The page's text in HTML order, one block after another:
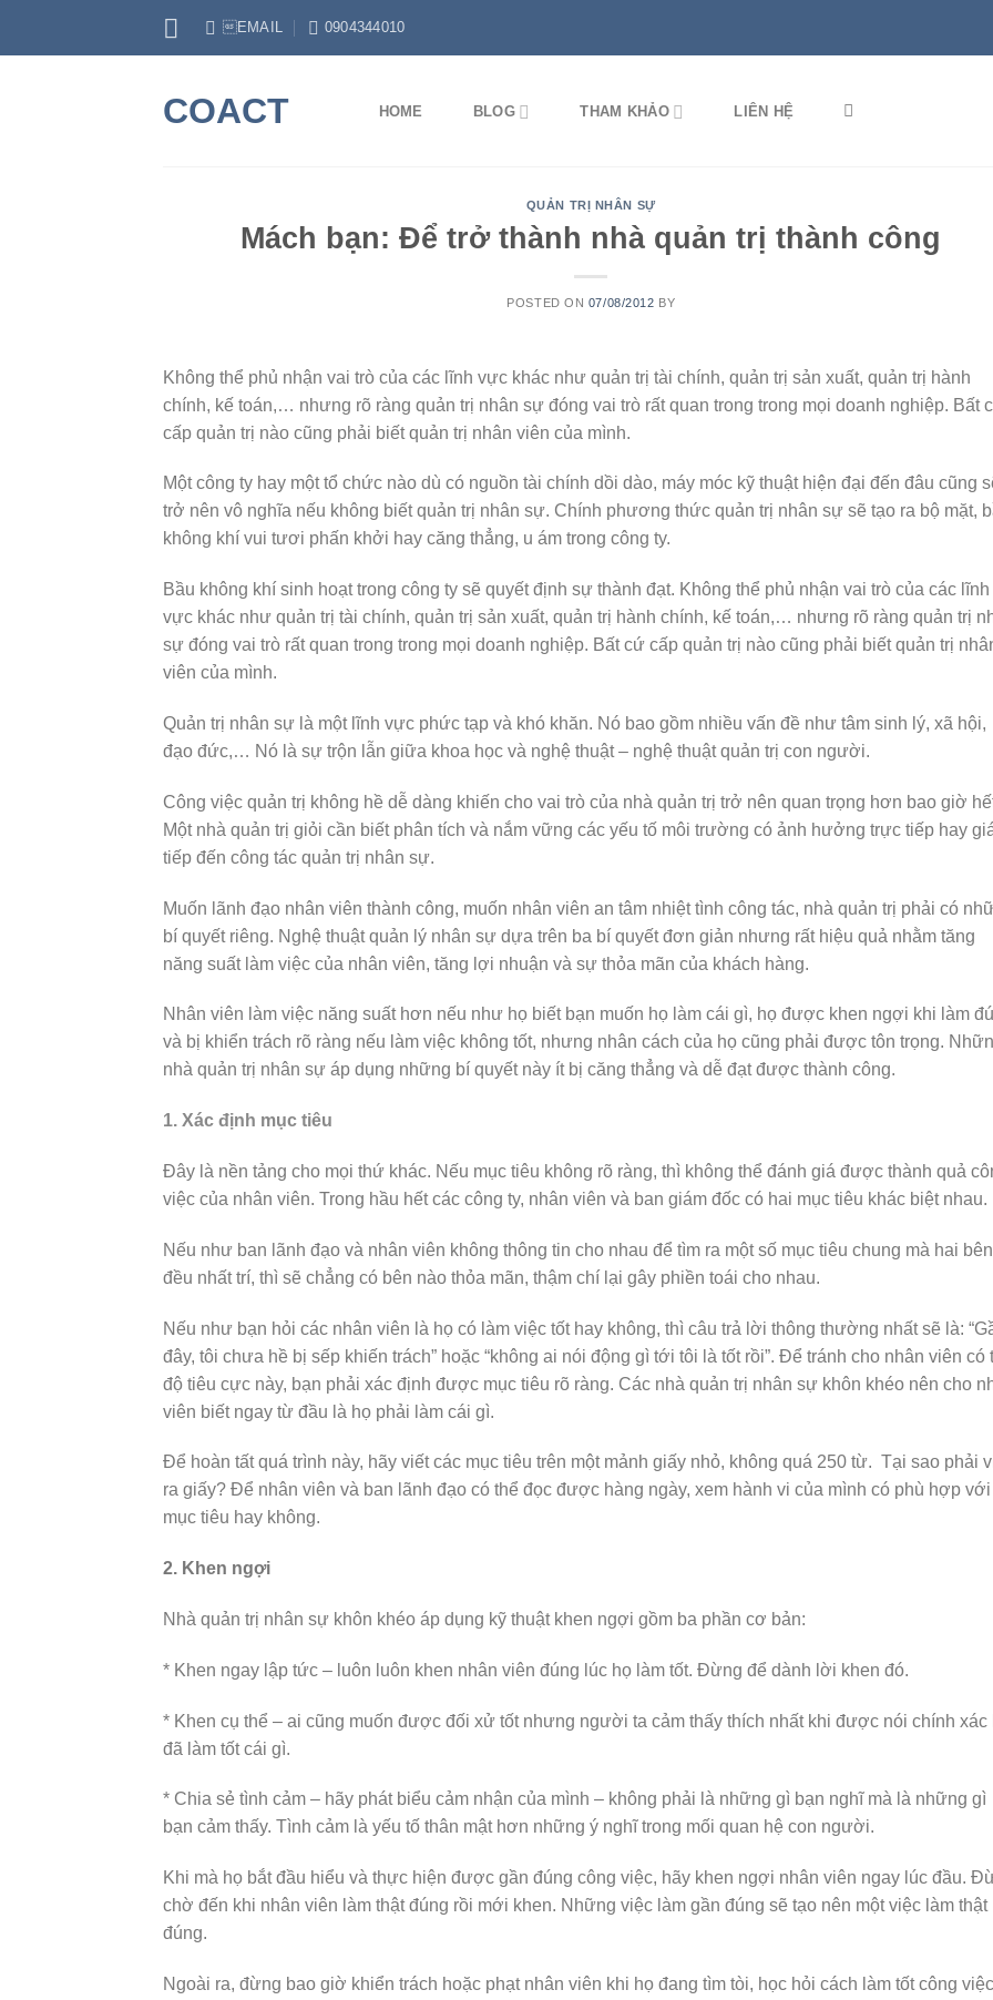
EMAIL 0904344010
COACT HOME BLOG THAM KHẢO LIÊN HỆ
QUẢN TRỊ NHÂN SỰ
Mách bạn: Để trở thành nhà quản trị thành công
POSTED ON 07/08/2012 BY
Không thể phủ nhận vai trò của các lĩnh vực khác như quản trị tài chính, quản trị sản xuất, quản trị hành
chính, kế toán,… nhưng rõ ràng quản trị nhân sự đóng vai trò rất quan trong trong mọi doanh nghiệp. Bất
cấp quản trị nào cũng phải biết quản trị nhân viên của mình.
Một công ty hay một tổ chức nào dù có nguồn tài chính dồi dào, máy móc kỹ thuật hiện đại đến đâu cũng
trở nên vô nghĩa nếu không biết quản trị nhân sự. Chính phương thức quản trị nhân sự sẽ tạo ra bộ mặt,
không khí vui tươi phấn khởi hay căng thẳng, u ám trong công ty.
Bầu không khí sinh hoạt trong công ty sẽ quyết định sự thành đạt. Không thể phủ nhận vai trò của các lĩnh
vực khác như quản trị tài chính, quản trị sản xuất, quản trị hành chính, kế toán,… nhưng rõ ràng quản trị
sự đóng vai trò rất quan trong trong mọi doanh nghiệp. Bất cứ cấp quản trị nào cũng phải biết quản trị
viên của mình.
Quản trị nhân sự là một lĩnh vực phức tạp và khó khăn. Nó bao gồm nhiều vấn đề như tâm sinh lý, xã hội,
đạo đức,… Nó là sự trộn lẫn giữa khoa học và nghệ thuật – nghệ thuật quản trị con người.
Công việc quản trị không hề dễ dàng khiến cho vai trò của nhà quản trị trở nên quan trọng hơn bao giờ
Một nhà quản trị giỏi cần biết phân tích và nắm vững các yếu tố môi trường có ảnh hưởng trực tiếp hay
tiếp đến công tác quản trị nhân sự.
Muốn lãnh đạo nhân viên thành công, muốn nhân viên an tâm nhiệt tình công tác, nhà quản trị phải có
bí quyết riêng. Nghệ thuật quản lý nhân sự dựa trên ba bí quyết đơn giản nhưng rất hiệu quả nhằm tăng
năng suất làm việc của nhân viên, tăng lợi nhuận và sự thỏa mãn của khách hàng.
Nhân viên làm việc năng suất hơn nếu như họ biết bạn muốn họ làm cái gì, họ được khen ngợi khi làm
và bị khiển trách rõ ràng nếu làm việc không tốt, nhưng nhân cách của họ cũng phải được tôn trọng.
nhà quản trị nhân sự áp dụng những bí quyết này ít bị căng thẳng và dễ đạt được thành công.
1. Xác định mục tiêu
Đây là nền tảng cho mọi thứ khác. Nếu mục tiêu không rõ ràng, thì không thể đánh giá được thành quả
việc của nhân viên. Trong hầu hết các công ty, nhân viên và ban giám đốc có hai mục tiêu khác biệt nhau.
Nếu như ban lãnh đạo và nhân viên không thông tin cho nhau để tìm ra một số mục tiêu chung mà hai bên
đều nhất trí, thì sẽ chẳng có bên nào thỏa mãn, thậm chí lại gây phiền toái cho nhau.
Nếu như bạn hỏi các nhân viên là họ có làm việc tốt hay không, thì câu trả lời thông thường nhất sẽ là:
đây, tôi chưa hề bị sếp khiến trách” hoặc “không ai nói động gì tới tôi là tốt rồi”. Để tránh cho nhân viên có
độ tiêu cực này, bạn phải xác định được mục tiêu rõ ràng. Các nhà quản trị nhân sự khôn khéo nên cho
viên biết ngay từ đầu là họ phải làm cái gì.
Để hoàn tất quá trình này, hãy viết các mục tiêu trên một mảnh giấy nhỏ, không quá 250 từ. Tại sao phải
ra giấy? Để nhân viên và ban lãnh đạo có thể đọc được hàng ngày, xem hành vi của mình có phù hợp với
mục tiêu hay không.
2. Khen ngợi
Nhà quản trị nhân sự khôn khéo áp dụng kỹ thuật khen ngợi gồm ba phần cơ bản:
* Khen ngay lập tức – luôn luôn khen nhân viên đúng lúc họ làm tốt. Đừng để dành lời khen đó.
* Khen cụ thể – ai cũng muốn được đối xử tốt nhưng người ta cảm thấy thích nhất khi được nói chính xác
đã làm tốt cái gì.
* Chia sẻ tình cảm – hãy phát biểu cảm nhận của mình – không phải là những gì bạn nghĩ mà là những gì
bạn cảm thấy. Tình cảm là yếu tố thân mật hơn những ý nghĩ trong mối quan hệ con người.
Khi mà họ bắt đầu hiểu và thực hiện được gần đúng công việc, hãy khen ngợi nhân viên ngay lúc đầu.
chờ đến khi nhân viên làm thật đúng rồi mới khen. Những việc làm gần đúng sẽ tạo nên một việc làm thật
đúng.
Ngoài ra, đừng bao giờ khiển trách hoặc phạt nhân viên khi họ đang tìm tòi, học hỏi cách làm tốt công